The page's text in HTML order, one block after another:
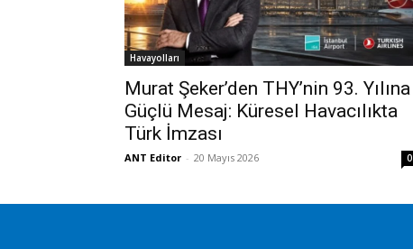
Havayolları
Murat Şeker’den THY’nin 93. Yılına
Güçlü Mesaj: Küresel Havacılıkta
Türk İmzası
ANT Editor - 20 Mayıs 2026 0